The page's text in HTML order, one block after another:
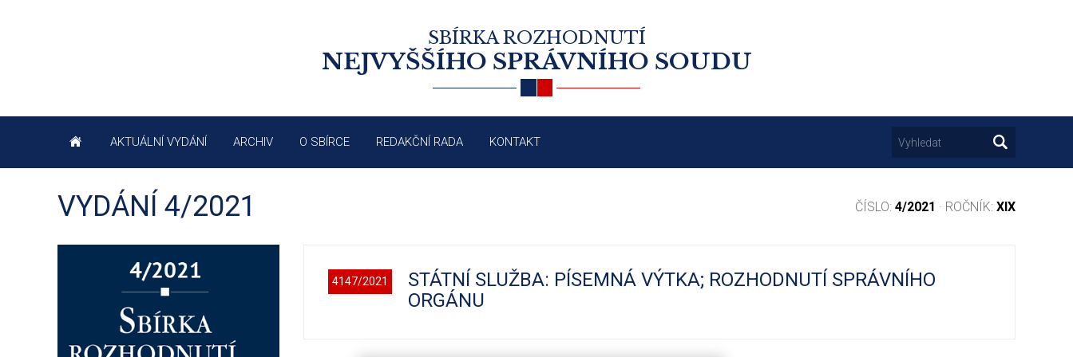
SBÍRKA ROZHODNUTÍ
NEJVYŠŠÍHO SPRÁVNÍHO SOUDU
AKTUÁLNÍ VYDÁNÍ ARCHIV O SBÍRCE REDAKČNÍ RADA KONTAKT
VYDÁNÍ 4/2021 ČÍSLO: 4/2021 · ROČNÍK: XIX
4147/2021
STÁTNÍ SLUŽBA: PÍSEMNÁ VÝTKA; ROZHODNUTÍ SPRÁVNÍHO
ORGÁNU